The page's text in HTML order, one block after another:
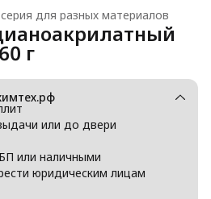
серия для разных материалов
г
или до двери
или наличными
юридическим лицам